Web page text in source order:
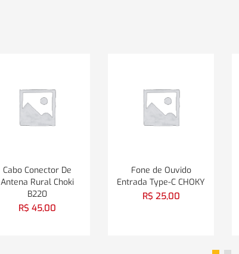
Cabo Conector De
Antena Rural Choki
B220
R$ 45,00
Fone de Ouvido
Entrada Type-C CHOKY
R$ 25,00